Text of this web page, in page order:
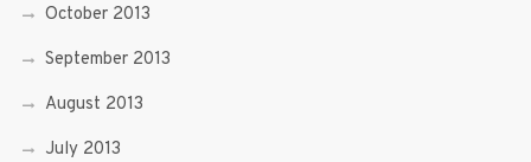
October 2013
September 2013
August 2013
July 2013